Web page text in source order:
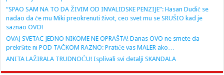
“SPAO SAM NA TO DA ŽIVIM OD INVALIDSKE PENZIJE”: Hasan Dudić se
nadao da će mu Miki preokrenuti život, ceo svet mu se SRUŠIO kad je
saznao OVO!
OVAJ SVETAC JEDNO NIKOME NE OPRAŠTA! Danas OVO ne smete da
prekršite ni POD TAČKOM RAZNO: Pratiće vas MALER ako…
ANITA LAŽIRALA TRUDNOĆU! Isplivali svi detalji SKANDALA